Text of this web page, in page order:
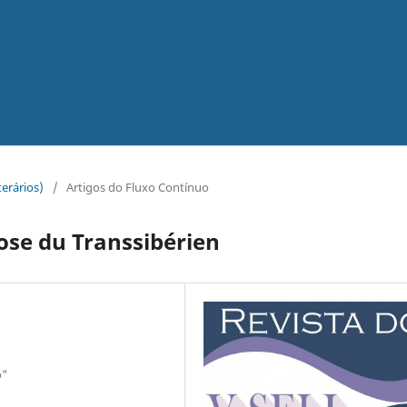
/ Artigos do Fluxo Contínuo
du Transsibérien